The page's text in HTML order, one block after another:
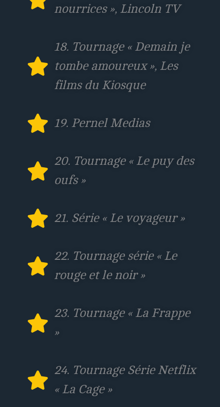
nourrices », Lincoln TV
18. Tournage « Demain je
tombe amoureux », Les
films du Kiosque
19. Pernel Medias
20. Tournage « Le puy des
oufs »
21. Série « Le voyageur »
22. Tournage série « Le
rouge et le noir »
23. Tournage « La Frappe
»
24. Tournage Série Netflix
« La Cage »